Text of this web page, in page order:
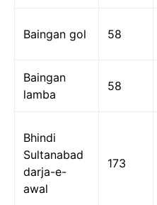
Baingan gol 58
Baingan
lamba
58
Bhindi
Sultanabad
darja-e-
awal
173